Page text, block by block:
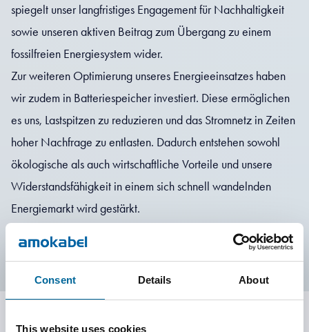
Consent Details About
This website uses cookies
spiegelt unser langfristiges Engagement für Nachhaltigkeit
sowie unseren aktiven Beitrag zum Übergang zu einem
fossilfreien Energiesystem wider.
Zur weiteren Optimierung unseres Energieeinsatzes haben
wir zudem in Batteriespeicher investiert. Diese ermöglichen
es uns, Lastspitzen zu reduzieren und das Stromnetz in Zeiten
hoher Nachfrage zu entlasten. Dadurch entstehen sowohl
ökologische als auch wirtschaftliche Vorteile und unsere
Widerstandsfähigkeit in einem sich schnell wandelnden
Energiemarkt wird gestärkt.